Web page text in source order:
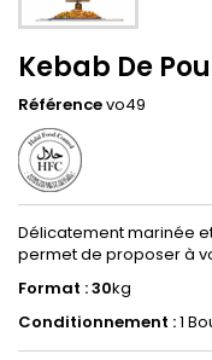
Kebab De
Référencevo49
Délicatement marinée
permet de proposer à
Format : 30kg
Conditionnement :1